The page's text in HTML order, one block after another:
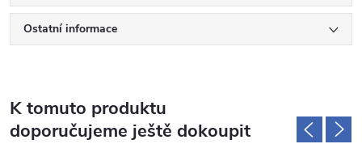
Ostatní informace
K tomuto produktu
doporučujeme ještě dokoupit